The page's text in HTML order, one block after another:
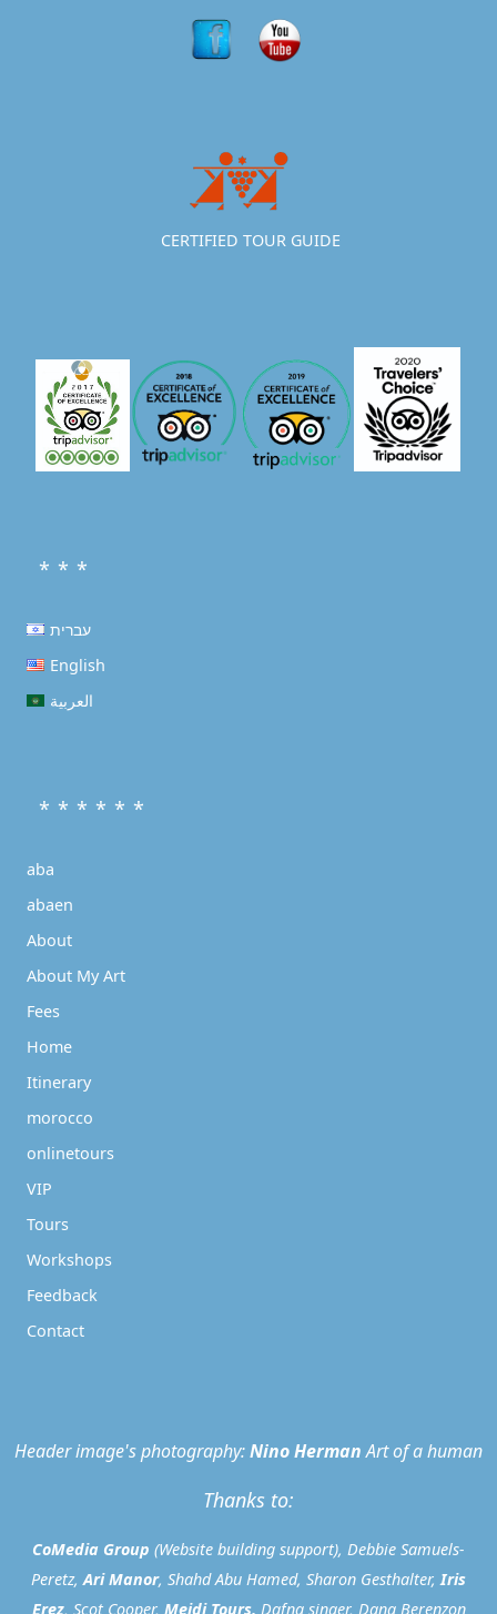
CERTIFIED TOUR GUIDE
* * *
עברית
English
العربية
* * * * * *
aba
abaen
About
About My Art
Fees
Home
Itinerary
morocco
onlinetours
VIP
Tours
Workshops
Feedback
Contact
Header image's photography:Nino HermanArt of a human
Thanks to:
CoMedia Group (Website building support), Debbie Samuels-
Peretz, Ari Manor, Shahd Abu Hamed, Sharon Gesthalter,Iris
Erez, Scot Cooper, Mejdi Tours, Dafna singer, Dana Berenzon